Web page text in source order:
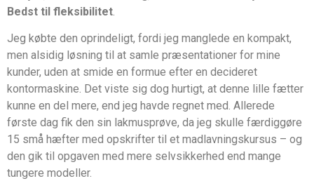
Bedst til fleksibilitet.
Jeg købte den oprindeligt, fordi jeg manglede en kompakt,
men alsidig løsning til at samle præsentationer for mine
kunder, uden at smide en formue efter en decideret
kontormaskine. Det viste sig dog hurtigt, at denne lille fætter
kunne en del mere, end jeg havde regnet med. Allerede
første dag fik den sin lakmusprøve, da jeg skulle færdiggøre
15 små hæfter med opskrifter til et madlavningskursus – og
den gik til opgaven med mere selvsikkerhed end mange
tungere modeller.